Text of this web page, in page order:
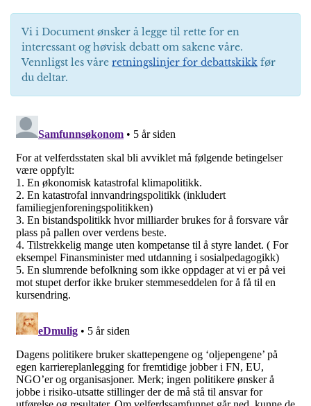
Vi i Document ønsker å legge til rette for en
interessant og høvisk debatt om sakene våre.
Vennligst les våre retningslinjer for debattskikk før
du deltar.